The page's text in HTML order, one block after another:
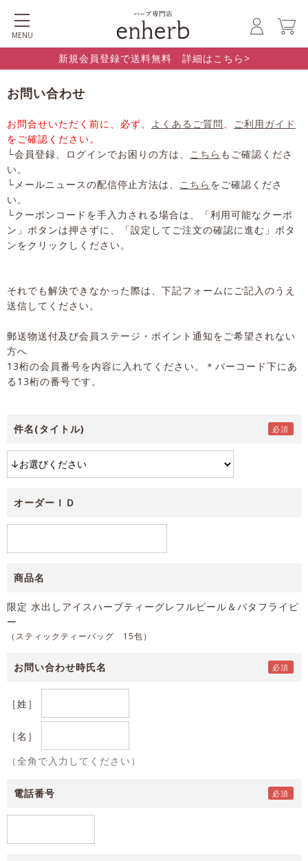
MENU
新規会員登録で送料無料 詳細はこちら>
お問い合わせ
お問合せいただく前に、必ず、 よくあるご質問、 ご利用ガイド
をご確認ください。
└会員登録、ログインでお困りの方は、 こちら もご確認くださ
い。
└メールニュースの配信停止方法は、 こちら をご確認くださ
い。
└クーポンコードを手入力される場合は、「利用可能なクーポ
ン」ボタンは押さずに、「設定してご注文の確認に進む」ボタ
ンをクリックしください。
それでも解決できなかった際は、下記フォームにご記入のうえ
送信してください。
郵送物送付及び会員ステージ・ポイント通知をご希望されない
方へ
13桁の会員番号を内容に入れてください。＊バーコード下にあ
る13桁の番号です。
件名(タイトル)
オーダーＩＤ
商品名
限定 水出しアイスハーブティーグレフルピール＆バタフライピ
ー
（スティックティーバッグ 15包）
お問い合わせ時氏名
［姓］
［名］
（全角で入力してください）
電話番号